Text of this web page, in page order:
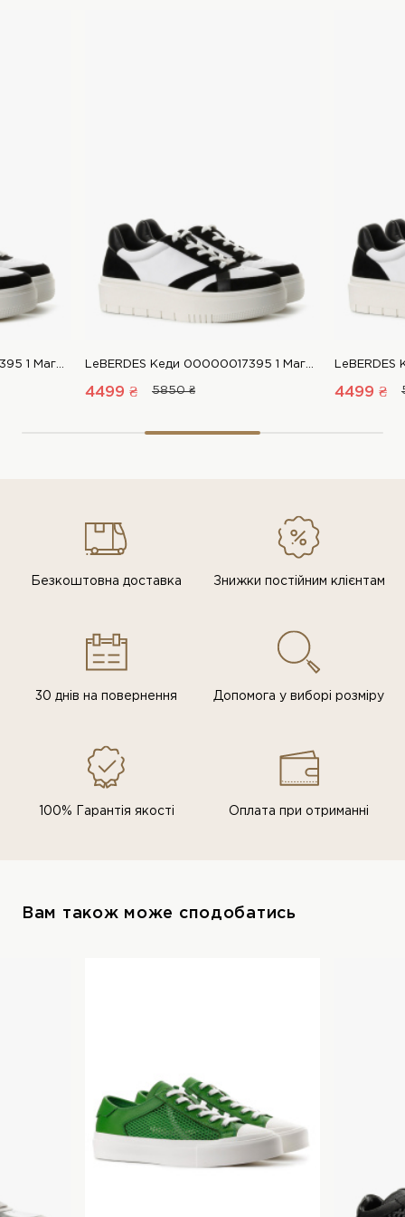
LeBERDES Кеди 00000017395 1 Магазин взуття “Favorite Shoes” LeBERDES Кеди 00000017395 1 Магазин взуття “Favorite Shoes”
4499 ₴ 5850 ₴ 4499 ₴
Безкоштовна доставка Знижки постiйним клiєнтам
30 днів на повернення Допомога у виборі розміру
100% Гарантія якості Оплата при отриманні
Вам також може сподобатись